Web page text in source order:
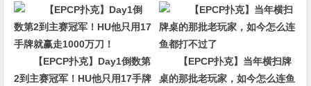
【EPCP扑克】Day1倒数第
2到主赛冠军！HU他只用17手牌
【EPCP扑克】当年横扫牌
桌的那批老玩家，如今怎么连鱼